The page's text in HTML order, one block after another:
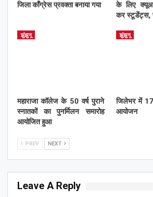
जिला काँग्रेस प्रवक्ता बनाया गया
के लिए
कर स्टूडेंट्स,
झुंझुनू
महाराजा कॉलेज के 50 वर्ष पुराने
स्नातकों का पुनर्मिलन समारोह
आयोजित हुआ
झुंझुनू
जिलेभर में
आयोजन
PREV NEXT
Leave A Reply